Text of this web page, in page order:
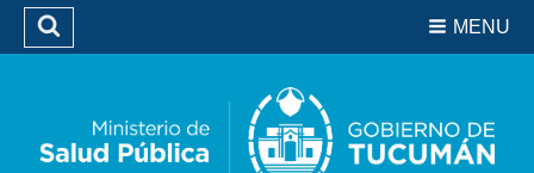
Biblioteca
MENU
Buscar